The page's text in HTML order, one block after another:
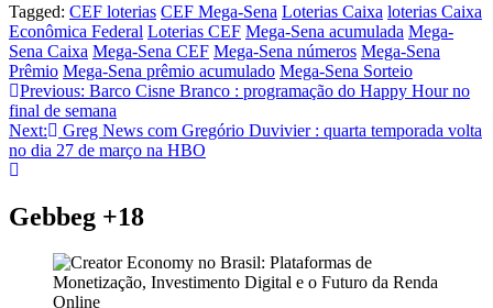
Tagged: CEF loterias CEF Mega-Sena Loterias Caixa loterias Caixa
Econômica Federal Loterias CEF Mega-Sena acumulada Mega-
Sena Caixa Mega-Sena CEF Mega-Sena números Mega-Sena
Prêmio Mega-Sena prêmio acumulado Mega-Sena Sorteio
Navegação
de
Post
Previous: Barco Cisne Branco : programação do Happy Hour no
final de semana
Next:
Greg News com Gregório Duvivier : quarta temporada volta
no dia 27 de março na HBO
Gebbeg +18